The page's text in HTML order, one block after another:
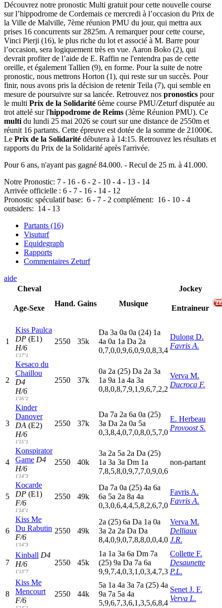
Découvrez notre pronostic Multi gratuit pour cette nouvelle course
sur l’hippodrome de Cordemais ce mercredi à l’occasion du Prix de
la Ville de Malville, 7ème réunion PMU du jour, qui mettra aux
prises 16 concurrents sur 2825m. A remarquer pour cette course,
Vinci Pierji (16), le plus riche du lot et associé à M. Barre pour
l’occasion, sera logiquement très en vue. Aaron Boko (2), qui
devrait profiter de l’aide de E. Raffin ne l'entendra pas de cette
oreille, et également Tallien (9), en forme. Pour la suite de notre
pronostic, nous mettrons Horton (1), qui reste sur un succès. Pour
finir, nous avons pris la décision de retenir Teila (7), qui semble en
mesure de poursuivre sur sa lancée. Retrouvez nos pronostics pour
le multi Prix de la Solidarité 6ème course PMU/Zeturf disputée au
trot attelé sur l'hippodrome de Reims (3ème Réunion PMU). Ce
multi du lundi 25 mai 2026 se court sur une distance de 2550m et
réunit 16 partants. Cette épreuve est dotée de la somme de 21000€.
Le Prix de la Solidarité débutera à 14:15. Retrouvez les résultats et
rapports du Prix de la Solidarité après l'arrivée.
Pour 6 ans, n'ayant pas gagné 84.000. - Recul de 25 m. à 41.000.
Notre Pronostic: 7 - 16 - 6 - 2 - 10 - 4 - 13 - 14
Arrivée officielle : 6 - 7 - 16 - 14 - 12
Pronostic spéculatif base: 6 - 7 - 2 complément: 16 - 10 - 4
outsiders: 14 - 13
Partants (16)
Visuturf
Equidegraph
Rapports
Commentaires Zeturf
aide
Cheval
Age-Sexe
Hand. Gains Musique
Jockey
Entraineur
1
Kiss Paulca
DP (E1)
H/6
1'17"1
2550 35k
Da 3a 0a 0a (24) 1a
4a 0a 1a Da 2a
0,7,0,0,9,6,0,9,0,8,3,4
Dulong D.
Favris A.
2
Kesaco du
Chaillou
D4
H/6
1'16"2
2550 37k
0a 2a (25) Da 2a 3a
1a 9a 1a 4a 3a
0,8,0,8,7,9,1,9,6,7,2,2
Verva M.
Ducrocq F.
3
Kinder
Danover
DA (E2)
H/6
1'15"1
2550 37k
Da 7a 2a 6a 0a (25)
3a Da 2a 0a 5a
0,3,8,4,0,7,0,8,0,5,7,0
E. Herbeau
Provoost S.
4
Konspirator
Game D4
H/6
1'14"3
2550 40k
3a 2a 5a 2a Da (25)
1a 3a 3a Dm 1a
7,8,5,8,0,9,7,7,0,9,0,6
non-partant
5
Kocarde
DP (E1)
F/6
1'14"1
2550 49k
Da 7a 0a (25) 4a 6a
6a 5a 2a 8a 4a
0,3,0,6,4,4,5,8,2,6,7,0
Favris A.
Favris A.
6
Kiss Me
Du Rabutin
F/6
1'14"3
2550 49k
2a (25) 6a Da 1a 0a
3a 2a 2a Da Da
8,4,0,9,0,7,8,8,0,0,4,0
Verva M.
Delliaux
J.R.
7
Kinball D4
H/6
1'13"7
2550 45k
1a 1a 3a 6a Dm 7a
(25) 9a Da 7a 6a
9,9,7,4,0,3,1,0,3,4,7,3
Collette F.
Desaunette
P.L.
8
Kiss Me
Mencourt
F/6
2550 44k
5a 1a 4a 3a 7a (25) 4a
9a 7a 5a 4a
5,9,6,7,3,6,1,3,5,6,8,4
Senet J. F.
Verva L.